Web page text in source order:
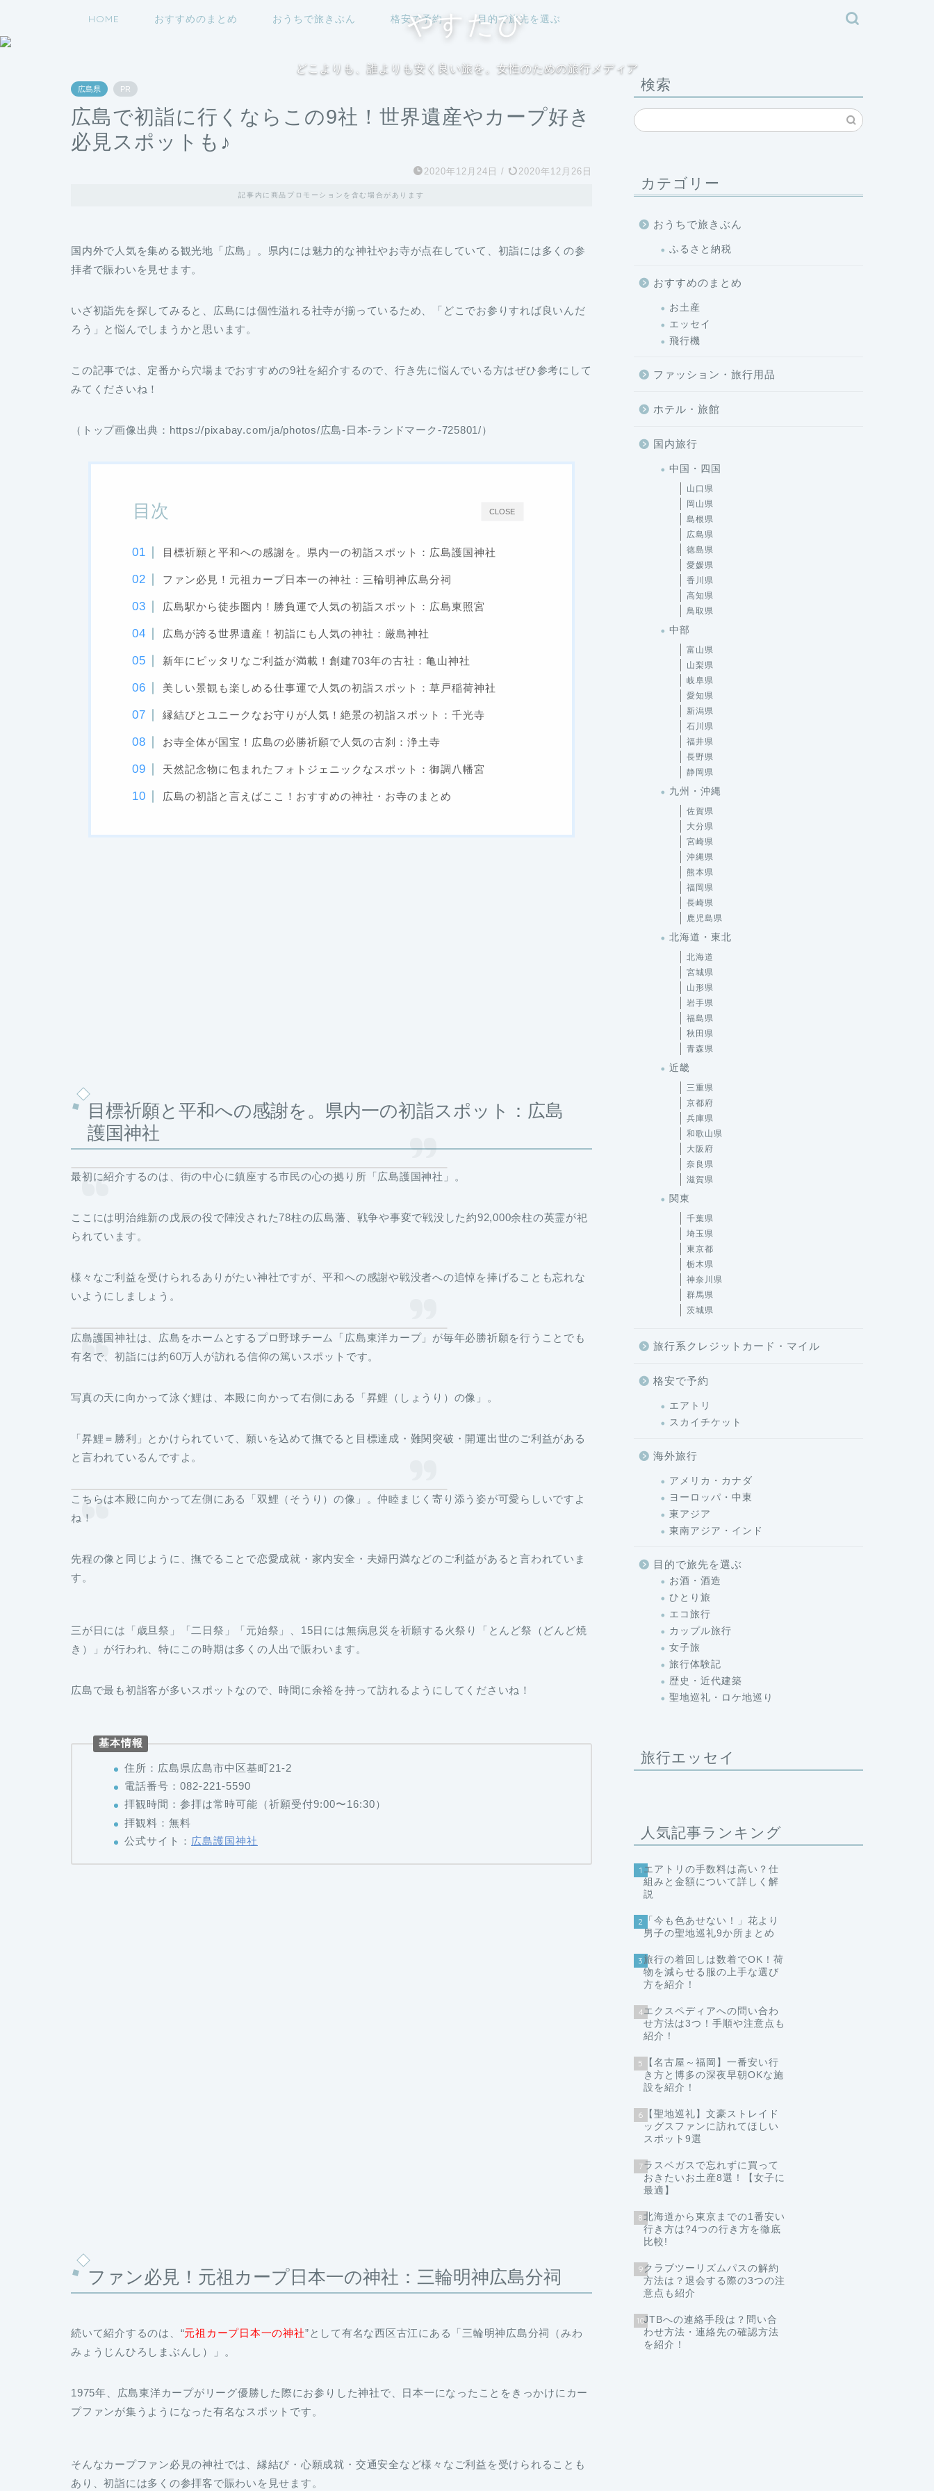
HOME おすすめのまとめ おうちで旅きぶん 格安で予約 目的で旅先を選ぶ
やすたび
どこよりも、誰よりも安く良い旅を。女性のための旅行メディア
広島県 PR
広島で初詣に行くならこの9社！世界遺産やカープ好き
必見スポットも♪
2020年12月24日 / 2020年12月26日
記事内に商品プロモーションを含む場合があります
国内外で人気を集める観光地「広島」。県内には魅力的な神社やお寺が点在していて、初詣には多くの参
拝者で賑わいを見せます。
いざ初詣先を探してみると、広島には個性溢れる社寺が揃っているため、「どこでお参りすれば良いんだ
ろう」と悩んでしまうかと思います。
この記事では、定番から穴場までおすすめの9社を紹介するので、行き先に悩んでいる方はぜひ参考にして
みてくださいね！
（トップ画像出典：https://pixabay.com/ja/photos/広島-日本-ランドマーク-725801/）
CLOSE
目次
目標祈願と平和への感謝を。県内一の初詣スポット：広島護国神社
ファン必見！元祖カープ日本一の神社：三輪明神広島分祠
広島駅から徒歩圏内！勝負運で人気の初詣スポット：広島東照宮
広島が誇る世界遺産！初詣にも人気の神社：厳島神社
新年にピッタリなご利益が満載！創建703年の古社：亀山神社
美しい景観も楽しめる仕事運で人気の初詣スポット：草戸稲荷神社
縁結びとユニークなお守りが人気！絶景の初詣スポット：千光寺
お寺全体が国宝！広島の必勝祈願で人気の古刹：浄土寺
天然記念物に包まれたフォトジェニックなスポット：御調八幡宮
広島の初詣と言えばここ！おすすめの神社・お寺のまとめ
目標祈願と平和への感謝を。県内一の初詣スポット：広島
護国神社
最初に紹介するのは、街の中心に鎮座する市民の心の拠り所「広島護国神社」。
ここには明治維新の戊辰の役で陣没された78柱の広島藩、戦争や事変で戦没した約92,000余柱の英霊が祀
られています。
様々なご利益を受けられるありがたい神社ですが、平和への感謝や戦没者への追悼を捧げることも忘れな
いようにしましょう。
広島護国神社は、広島をホームとするプロ野球チーム「広島東洋カープ」が毎年必勝祈願を行うことでも
有名で、初詣には約60万人が訪れる信仰の篤いスポットです。
写真の天に向かって泳ぐ鯉は、本殿に向かって右側にある「昇鯉（しょうり）の像 」。
「昇鯉＝勝利」とかけられていて、願いを込めて撫でると目標達成・難関突破・開運出世のご利益がある
と言われているんですよ。
こちらは本殿に向かって左側にある「双鯉（そうり）の像 」。仲睦まじく寄り添う姿が可愛らしいですよ
ね！
先程の像と同じように、撫でることで恋愛成就・家内安全・夫婦円満などのご利益があると言われていま
す。
き）」が行われ、特にこの時期は多くの人出で賑わいます。
電話番号：082-221-5590
拝観時間：参拝は常時可能（祈願受付9:00〜16:30）
拝観料：無料
公式サイト：
ファン必見！元祖カープ日本一の神社：三輪明神広島分祠
みょうじんひろしまぶんし）」。
プファンが集うようになった有名なスポットです。
検索
カテゴリー
おうちで旅きぶん
ふるさと納税
おすすめのまとめ
お土産
エッセイ
飛行機
ファッション・旅行用品
ホテル・旅館
国内旅行
中国・四国
山口県
岡山県
島根県
広島県
徳島県
愛媛県
香川県
高知県
鳥取県
中部
富山県
山梨県
岐阜県
愛知県
新潟県
石川県
福井県
長野県
静岡県
九州・沖縄
佐賀県
大分県
宮崎県
沖縄県
熊本県
福岡県
長崎県
鹿児島県
北海道・東北
北海道
宮城県
山形県
岩手県
福島県
秋田県
青森県
近畿
三重県
京都府
兵庫県
和歌山県
大阪府
奈良県
滋賀県
関東
千葉県
埼玉県
東京都
栃木県
神奈川県
群馬県
茨城県
旅行系クレジットカード・マイル
格安で予約
エアトリ
スカイチケット
海外旅行
アメリカ・カナダ
ヨーロッパ・中東
東アジア
東南アジア・インド
目的で旅先を選ぶ
お酒・酒造
ひとり旅
エコ旅行
カップル旅行
女子旅
旅行体験記
歴史・近代建築
聖地巡礼・ロケ地巡り
旅行エッセイ
人気記事ランキング
1 エアトリの手数料は高い？仕
組みと金額について詳しく解
説
2 「今も色あせない！」花より
男子の聖地巡礼9か所まとめ
3旅行の着回しは数着でOK！荷
物を減らせる服の上手な選び
方を紹介！
4エクスペディアへの問い合わ
せ方法は3つ！手順や注意点も
紹介！
5 【名古屋～福岡】一番安い行
き方と博多の深夜早朝OKな施
設を紹介！
6 【聖地巡礼】文豪ストレイド
ッグスファンに訪れてほしい
スポット9選
7ラスベガスで忘れずに買って
おきたいお土産8選！【女子に
最適】
8北海道から東京までの1番安い
行き方は?4つの行き方を徹底
比較!
9 クラブツーリズムパスの解約
方法は？退会する際の3つの注
意点も紹介
10JTBへの連絡手段は？問い合
わせ方法・連絡先の確認方法
を紹介！